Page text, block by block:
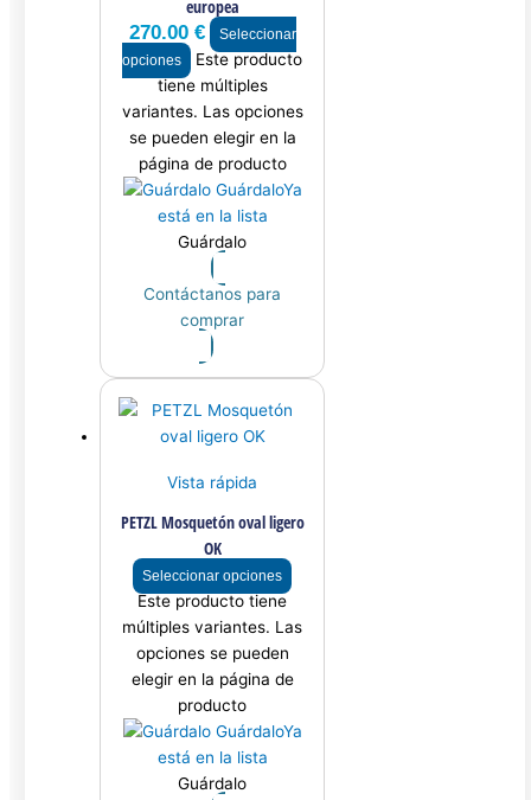
europea
270.00 €
Seleccionar
opciones
Este producto
tiene múltiples
variantes. Las opciones
se pueden elegir en la
página de producto
GuárdaloYa
está en la lista
Guárdalo
Contáctanos para
comprar
Vista rápida
PETZL Mosquetón oval ligero
OK
Seleccionar opciones
Este producto tiene
múltiples variantes. Las
opciones se pueden
elegir en la página de
producto
GuárdaloYa
está en la lista
Guárdalo